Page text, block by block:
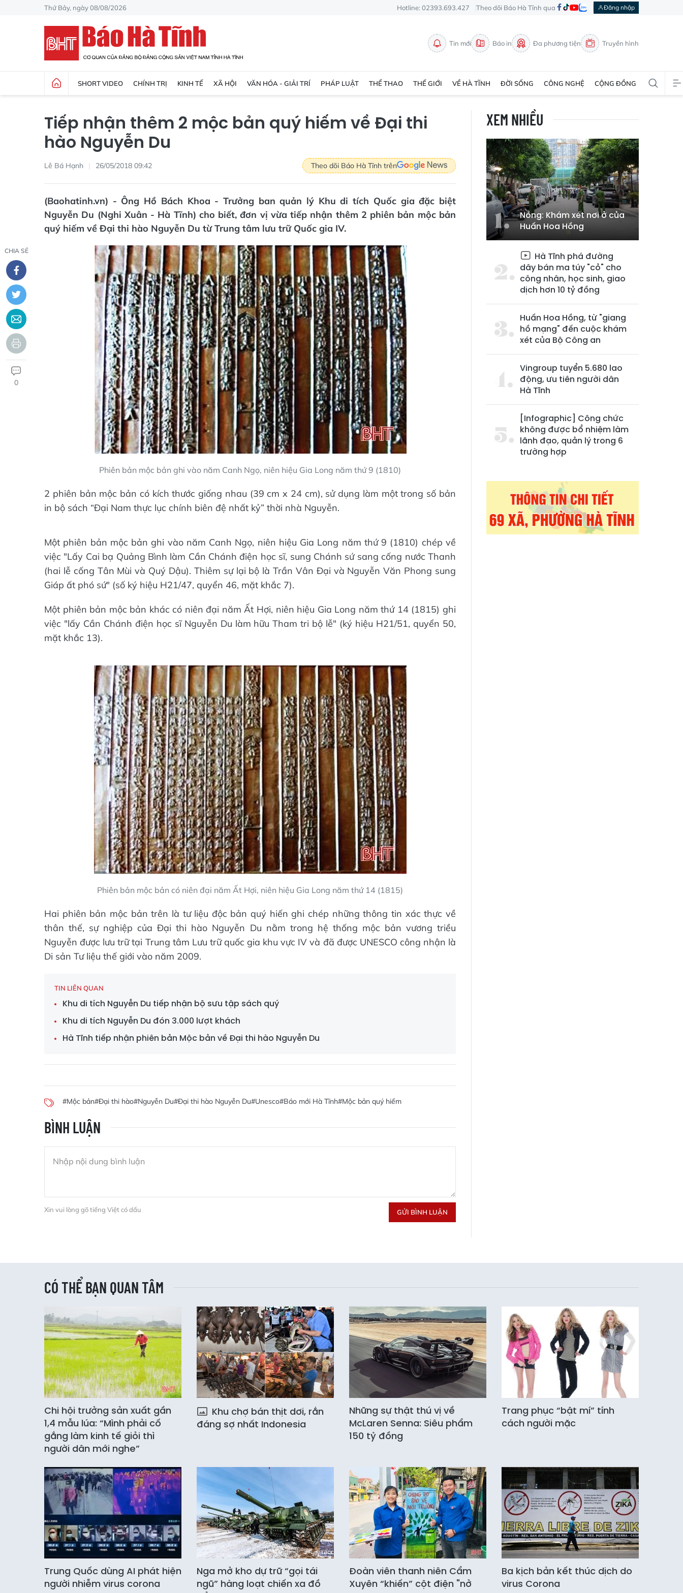
Thứ Bảy, ngày 08/08/2026 Hotline: 02393.693.427 Theo dõi Báo Hà Tĩnh qua Đăng nhập
Tin mới Báo in Đa phương tiện Truyền hình
SHORT VIDEO CHÍNH TRỊ KINH TẾ XÃ HỘI VĂN HÓA - GIẢI TRÍ PHÁP LUẬT THỂ THAO THẾ GIỚI VỀ HÀ TĨNH ĐỜI SỐNG CÔNG NGHỆ CỘNG ĐỒNG
Tiếp nhận thêm 2 mộc bản quý hiếm về Đại thi
hào Nguyễn Du
Lê Bá Hạnh 26/05/2018 09:42 Theo dõi Báo Hà Tĩnh trên
(Baohatinh.vn) - Ông Hồ Bách Khoa - Trưởng ban quản lý Khu di tích Quốc gia đặc biệt
Nguyễn Du (Nghi Xuân - Hà Tĩnh) cho biết, đơn vị vừa tiếp nhận thêm 2 phiên bản mộc bản
quý hiếm về Đại thi hào Nguyễn Du từ Trung tâm lưu trữ Quốc gia IV.
CHIA SẺ
0
Phiên bản mộc bản ghi vào năm Canh Ngọ, niên hiệu Gia Long năm thứ 9 (1810)
2 phiên bản mộc bản có kích thước giống nhau (39 cm x 24 cm), sử dụng làm một trong số bản
in bộ sách “Đại Nam thực lục chính biên đệ nhất kỷ” thời nhà Nguyễn.
Một phiên bản mộc bản ghi vào năm Canh Ngọ, niên hiệu Gia Long năm thứ 9 (1810) chép về
việc "Lấy Cai bạ Quảng Bình làm Cần Chánh điện học sĩ, sung Chánh sứ sang cống nước Thanh
(hai lễ cống Tân Mùi và Quý Dậu). Thiêm sự lại bộ là Trần Vân Đại và Nguyễn Văn Phong sung
Giáp ất phó sứ" (số ký hiệu H21/47, quyển 46, mặt khắc 7).
Một phiên bản mộc bản khác có niên đại năm Ất Hợi, niên hiệu Gia Long năm thứ 14 (1815) ghi
việc "lấy Cần Chánh điện học sĩ Nguyễn Du làm hữu Tham tri bộ lễ" (ký hiệu H21/51, quyển 50,
mặt khắc 13).
Phiên bản mộc bản có niên đại năm Ất Hợi, niên hiệu Gia Long năm thứ 14 (1815)
Hai phiên bản mộc bản trên là tư liệu độc bản quý hiến ghi chép những thông tin xác thực về
thân thế, sự nghiệp của Đại thi hào Nguyễn Du nằm trong hệ thống mộc bản vương triều
Nguyễn được lưu trữ tại Trung tâm Lưu trữ quốc gia khu vực IV và đã được UNESCO công nhận là
Di sản Tư liệu thế giới vào năm 2009.
TIN LIÊN QUAN
Khu di tích Nguyễn Du tiếp nhận bộ sưu tập sách quý
Khu di tích Nguyễn Du đón 3.000 lượt khách
Hà Tĩnh tiếp nhận phiên bản Mộc bản về Đại thi hào Nguyễn Du
#Mộc bản#Đại thi hào#Nguyễn Du#Đại thi hào Nguyễn Du#Unesco#Báo mới Hà Tĩnh#Mộc bản quý hiếm
BÌNH LUẬN
Xin vui lòng gõ tiếng Việt có dấu GỬI BÌNH LUẬN
XEM NHIỀU
Nóng: Khám xét nơi ở của
Huấn Hoa Hồng
Hà Tĩnh phá đường
dây bán ma túy "cỏ" cho
công nhân, học sinh, giao
dịch hơn 10 tỷ đồng
Huấn Hoa Hồng, từ "giang
hồ mạng" đến cuộc khám
xét của Bộ Công an
Vingroup tuyển 5.680 lao
động, ưu tiên người dân
Hà Tĩnh
[Infographic] Công chức
không được bổ nhiệm làm
lãnh đạo, quản lý trong 6
trường hợp
CÓ THỂ BẠN QUAN TÂM
Chi hội trưởng sản xuất gần
1,4 mẫu lúa: “Mình phải cố
gắng làm kinh tế giỏi thì
người dân mới nghe”
Khu chợ bán thịt dơi, rắn
đáng sợ nhất Indonesia
Những sự thật thú vị về
McLaren Senna: Siêu phẩm
150 tỷ đồng
Trang phục “bật mí” tính
cách người mặc
Trung Quốc dùng AI phát hiện
người nhiễm virus corona
Nga mở kho dự trữ “gọi tái
ngũ” hàng loạt chiến xa đồ
Đoàn viên thanh niên Cẩm
Xuyên “khiến” cột điện "nở
Ba kịch bản kết thúc dịch do
virus Corona